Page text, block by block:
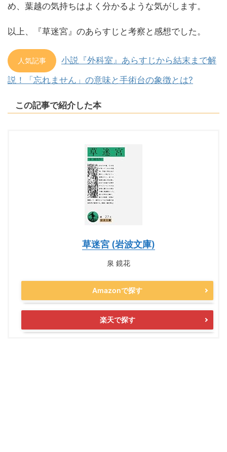
め、葉越の気持ちはよく分かるような気がします。
以上、『草迷宮』のあらすじと考察と感想でした。
人気記事
小説『外科室』あらすじから結末まで解
説！「忘れません」の意味と手術台の象徴とは?
この記事で紹介した本
草迷宮 (岩波文庫)
泉 鏡花
Amazonで探す
楽天で探す